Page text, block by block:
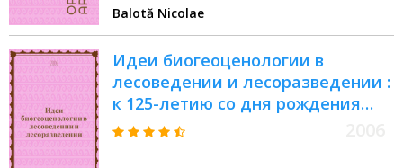
Balotă Nicolae
Идеи биогеоценологии в
лесоведении и лесоразведении :
к 125-летию со дня рождения
академика В. Н. Сукачёва :